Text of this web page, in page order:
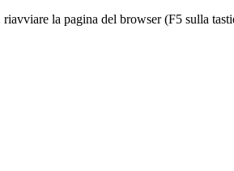
la pagina del browser (F5 sulla